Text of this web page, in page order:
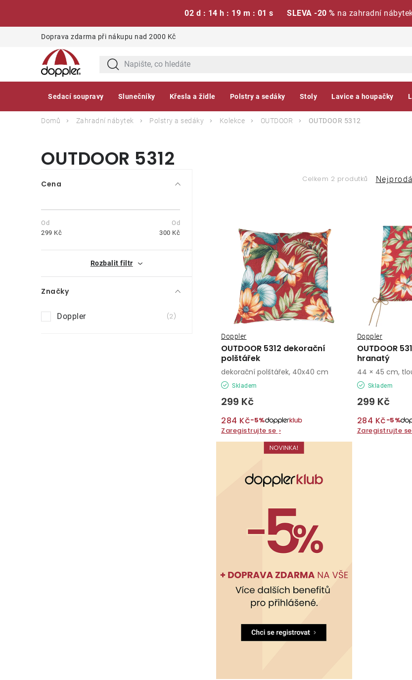
02 d : 14 h : 19 m : 01 s SLEVA -20 % na zahradní
Doprava zdarma při nákupu nad 2000 Kč
Sedací soupravy Slunečníky Křesla a židle Polstry a sedáky Stoly Lavice a houpačky
Domů Zahradní nábytek Polstry a sedáky Kolekce OUTDOOR OUTDOOR 5312
OUTDOOR 5312
P
s
t
r
a
n
n
í
Cena
299 Kč 300 Kč
Rozbalit filtr
Značky
Doppler 2
Celkem 2 produtků
Ř
r
o
d
u
k
t
ů
o
d
u
k
t
ů
OUTDOOR 5312 dekorační
polštářek
Doppler
Skladem
299 Kč
284 Kč−5%
Zaregistrujte se ›
dekorační polštářek, 40x40 cm
OUTDOOR
hranatý
Doppler
Skladem
299 Kč
284 Kč−5%
Zaregistrujte se
44 × 45 cm,